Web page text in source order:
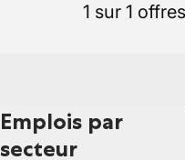
1 sur 1
Emplois par
secteur